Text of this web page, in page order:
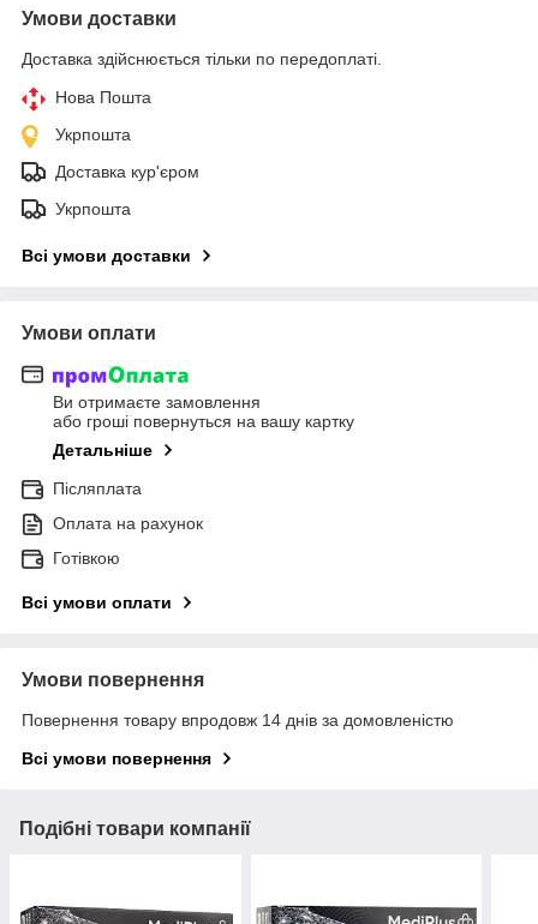
Умови доставки
Доставка здійснюється тільки по передоплаті.
Нова Пошта
Укрпошта
Доставка кур'єром
Укрпошта
Всі умови доставки
Умови оплати
Ви отримаєте замовлення
або гроші повернуться на вашу картку
Детальніше
Післяплата
Оплата на рахунок
Готівкою
Всі умови оплати
Умови повернення
Повернення товару впродовж 14 днів за домовленістю
Всі умови повернення
Подібні товари компанії